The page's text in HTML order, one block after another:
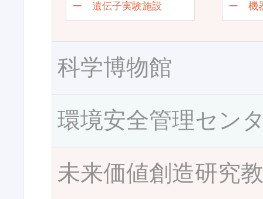
ー 遺伝子実験施設
ー 機
科学博物館
環境安全管理セン
未来価値創造研究